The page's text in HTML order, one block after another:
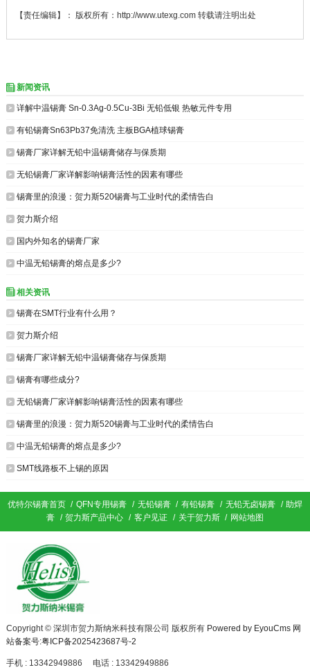
【责任编辑】： 版权所有：http://www.utexg.com 转载请注明出处
新闻资讯
 详解中温锡膏 Sn-0.3Ag-0.5Cu-3Bi 无铅低银 热敏元件专用
 有铅锡膏Sn63Pb37免清洗 主板BGA植球锡膏
 锡膏厂家详解无铅中温锡膏储存与保质期
 无铅锡膏厂家详解影响锡膏活性的因素有哪些
 锡膏里的浪漫：​贺力斯520锡膏与工业时代的柔情告白
 ​贺力斯介绍
 国内外知名的锡膏厂家
 中温无铅锡膏的熔点是多少?
相关资讯
锡膏在SMT行业有什么用？
​贺力斯介绍
锡膏厂家详解无铅中温锡膏储存与保质期
锡膏有哪些成分?
无铅锡膏厂家详解影响锡膏活性的因素有哪些
锡膏里的浪漫：​贺力斯520锡膏与工业时代的柔情告白
中温无铅锡膏的熔点是多少?
SMT线路板不上锡的原因
优特尔锡膏首页 / QFN专用锡膏 / 无铅锡膏 / 有铅锡膏 / 无铅无卤锡膏 / 助焊
膏 / 贺力斯产品中心 / 客户见证 / 关于贺力斯 / 网站地图
Copyright © 深圳市贺力斯纳米科技有限公司 版权所有Powered by EyouCms 网
站备案号:粤ICP备2025423687号-2
手机 : 13342949886 电话 : 13342949886